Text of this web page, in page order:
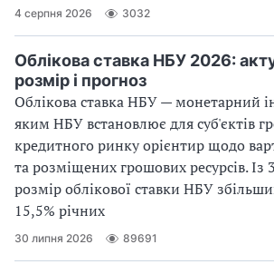
4 серпня 2026 3032
Облікова ставка НБУ 2026:
розмір і прогноз
Облікова ставка НБУ — монетарний
яким НБУ встановлює для суб'єктів
кредитного ринку орієнтир щодо
та розміщених грошових ресурсів. Із
розмір облікової ставки НБУ
15,5% річних
30 липня 2026 89691